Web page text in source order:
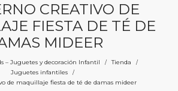
CREATIVO DE
FIESTA DE TÉ DE
MIDEER
– Juguetes y decoración Infantil / Tienda /
Juguetes infantiles /
de maquillaje fiesta de té de damas mideer